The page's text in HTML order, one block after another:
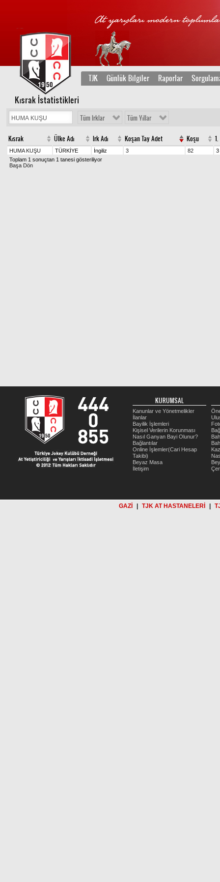
TJK Günlük Bilgiler Raporlar
Kısrak İstatistikleri
Tüm Irklar Tüm Yıllar
Kısrak Ülke Adı Irk Adı Koşan Tay Adet Koşu 1.
HUMA KUŞU TÜRKİYE İngiliz 3 82
3
Toplam 1 sonuçtan 1 tanesi gösteriliyor
Başa Dön
KURUMSAL
Kanunlar ve Yönetmelikler
İlanlar
Bayilik İşlemleri
Kişisel Verilerin Korunması
Nasıl Ganyan Bayi Olunur?
Bağlantılar
Online İşlemler(Cari Hesap
Takibi)
Beyaz Masa
İletişim
GAZİ TJK AT HASTANELERİ